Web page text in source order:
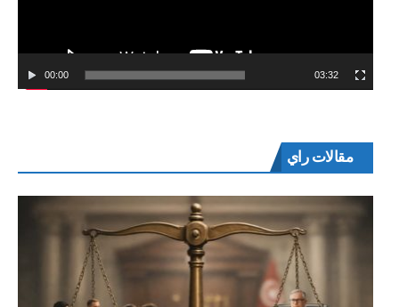
00:00 03:32
مقالات راي